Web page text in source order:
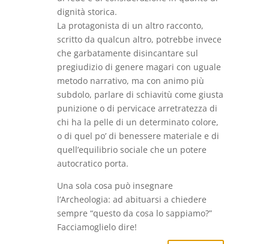
dignità storica.
La protagonista di un altro racconto,
scritto da qualcun altro, potrebbe invece
che garbatamente disincantare sul
pregiudizio di genere magari con uguale
metodo narrativo, ma con animo più
subdolo, parlare di schiavitù come giusta
punizione o di pervicace arretratezza di
chi ha la pelle di un determinato colore,
o di quel po’ di benessere materiale e di
quell’equilibrio sociale che un potere
autocratico porta.
Una sola cosa può insegnare
l’Archeologia: ad abituarsi a chiedere
sempre “questo da cosa lo sappiamo?”
Facciamoglielo dire!